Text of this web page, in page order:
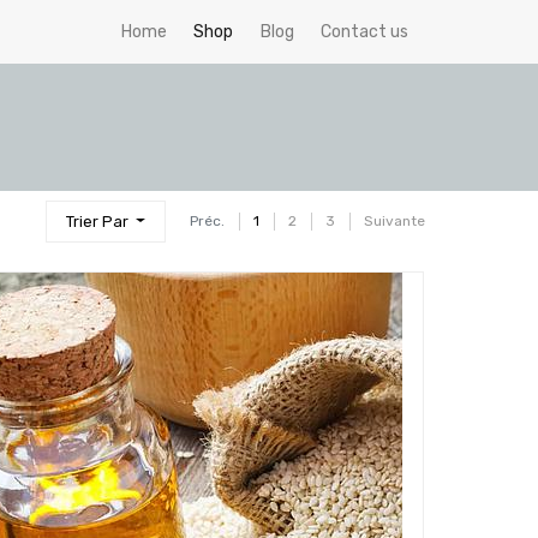
Home Shop Blog Contact us
Préc. 1 2 3 Suivante
Trier Par